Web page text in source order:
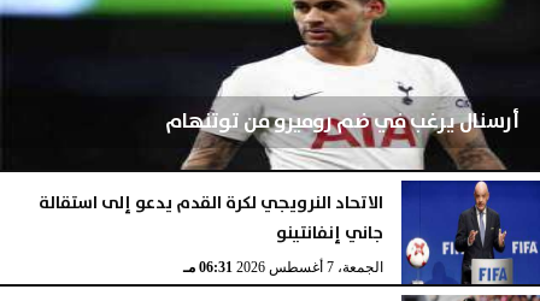
أرسنال يرغب في ضم روميرو من توتنهام
الجمعة، 7 أغسطس 2026 07:03 مـ
الاتحاد النرويجي لكرة القدم يدعو إلى استقالة
جاني إنفانتينو
الجمعة، 7 أغسطس 2026 06:31 مـ